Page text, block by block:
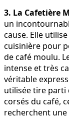
3. La Cafetière
un
cause. Elle
cuisinière pour
de café moulu.
intense et très
véritable
utilisée tire parti
corsés du café,
recherchent